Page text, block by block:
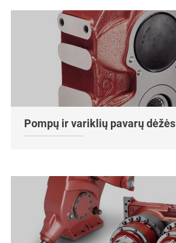
Pompų ir variklių pavarų dėžės